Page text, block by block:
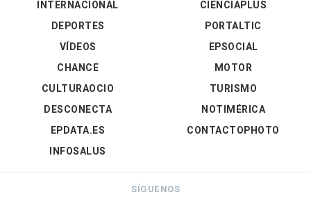
INTERNACIONAL
DEPORTES
VÍDEOS
CIENCIAPLUS
PORTALTIC
EPSOCIAL
CHANCE
CULTURAOCIO
DESCONECTA
EPDATA.ES
INFOSALUS
MOTOR
TURISMO
NOTIMÉRICA
CONTACTOPHOTO
SÍGUENOS